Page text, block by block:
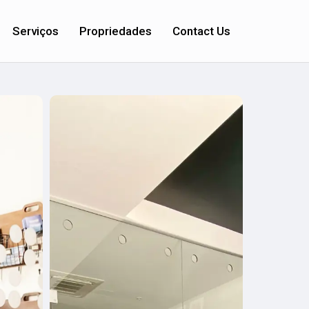
Serviços Propriedades Contact Us